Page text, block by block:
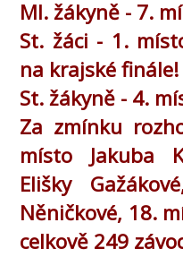
Ml. žákyně - 7.
St. žáci - 1.
na krajské finále!
St. žákyně - 4.
Za zmínku
místo Jakuba
Elišky
Něničkové, 18.
celkově 249